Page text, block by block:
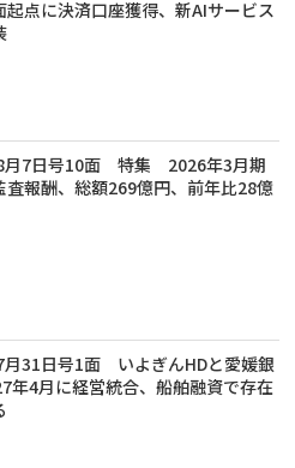
起点に決済口座獲得、新AIサービス
月7日号10面 特集 2026年3月期
査報酬、総額269億円、前年比28億
月31日号1面 いよぎんHDと愛媛銀
年4月に経営統合、船舶融資で存在